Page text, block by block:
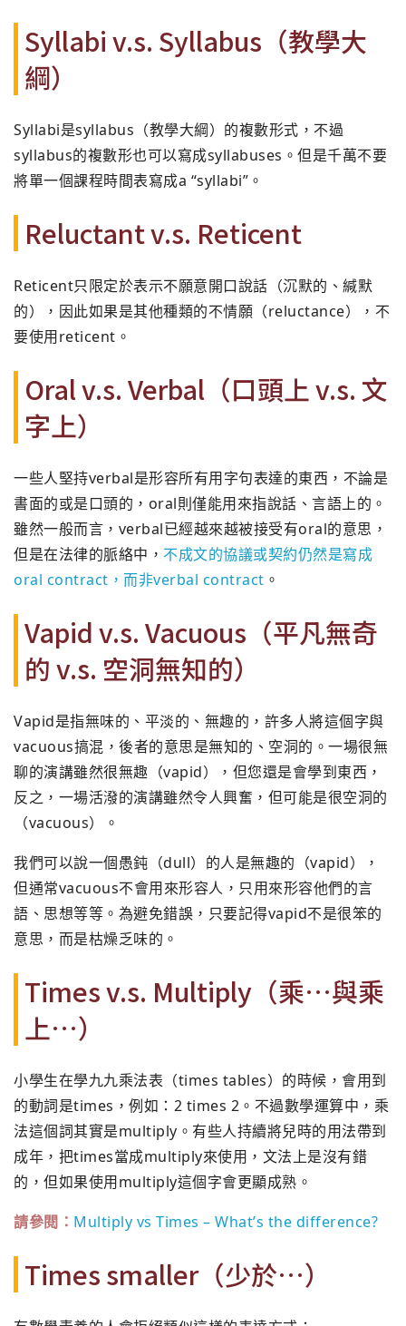
Syllabi v.s. Syllabus（教學大
綱）
Syllabi是syllabus（教學大綱）的複數形式， 不過
syllabus的複數形也可以寫成syllabuses。 但是千萬不要
將單一個課程時間表寫成a “syllabi”。
Reluctant v.s. Reticent
Reticent只限定於表示不願意開口說話（沉默的、緘默
的）
，因此如果是其他種類的不情願（reluctance）， 不
要使用reticent。
Oral v.s. Verbal（口頭上 v.s. 文
字上）
一些人堅持verbal是形容所有用字句表達的東西， 不論是
書面的或是口頭的，oral則僅能用來指說話、言語上的。
雖然一般而言，verbal已經越來越被接受有oral的意思，
但是在法律的脈絡中， 不成文的協議或契約仍然是寫成
oral contract，而非verbal contract 。
Vapid v.s. Vacuous（平凡無奇
的 v.s. 空洞無知的）
Vapid是指無味的、平淡的、無趣的， 許多人將這個字與
vacuous搞混，後者的意思是無知的、 空洞的。一場很無
聊的演講雖然很無趣（vapid）， 但您還是會學到東西，
反之，一場活潑的演講雖然令人興奮， 但可能是很空洞的
（vacuous）。
我們可以說一個愚鈍（dull）的人是無趣的（vapid），
但通常vacuous不會用來形容人，只用來形容他們的言
語、 思想等等。為避免錯誤，只要記得vapid不是很笨的
意思， 而是枯燥乏味的。
Times v.s. Multiply（乘…與乘
上…）
小學生在學九九乘法表（times tables）的時候，會用到
的動詞是times，例如：2 times 2。不過數學運算中，乘
法這個詞其實是multiply。 有些人持續將兒時的用法帶到
成年， 把times當成multiply來使用，文法上是沒有錯
的， 但如果使用multiply這個字會更顯成熟。
請參閱： Multiply vs Times – What’s the difference?
Times smaller（少於…）